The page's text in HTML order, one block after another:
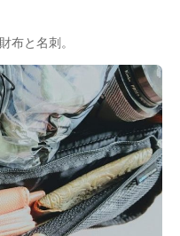
布と名刺。